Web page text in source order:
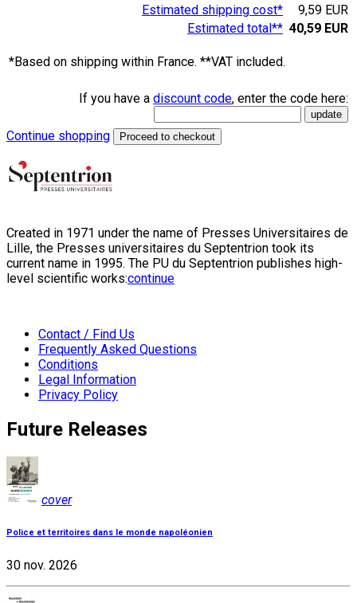
Estimated shipping cost*
9,59 EUR
Estimated total** 40,59 EUR
*Based on shipping within France. **VAT included.
If you have a discount code, enter the code here:
Continue shopping Proceed to checkout
Created in 1971 under the name of Presses Universitaires de
Lille, the Presses universitaires du Septentrion took its
current name in 1995. The PU du Septentrion publishes high-
level scientific works:continue
Contact / Find Us
Frequently Asked Questions
Conditions
Legal Information
Privacy Policy
Future Releases
cover
Police et territoires dans le monde napoléonien
30 nov. 2026